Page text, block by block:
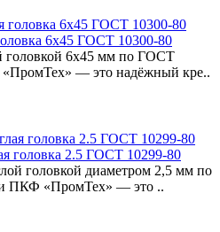
6x45 ГОСТ 10300-80
головкой 6x45 мм по ГОСТ
— это надёжный кре..
головка 2.5 ГОСТ 10299-80
головкой диаметром 2,5 мм по
ПКФ «ПромТех» — это ..